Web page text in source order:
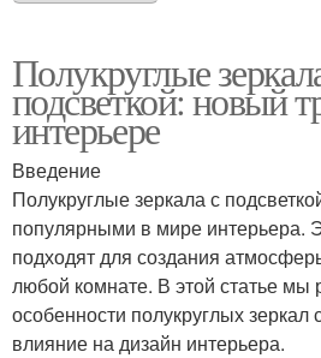
Полукруглые
подсветкой: новый
интерьере
Введение
Полукруглые зеркала с
популярными в мире интерьера.
подходят для создания
любой комнате. В этой статье
особенности полукруглых зеркал
влияние на дизайн интерьера.